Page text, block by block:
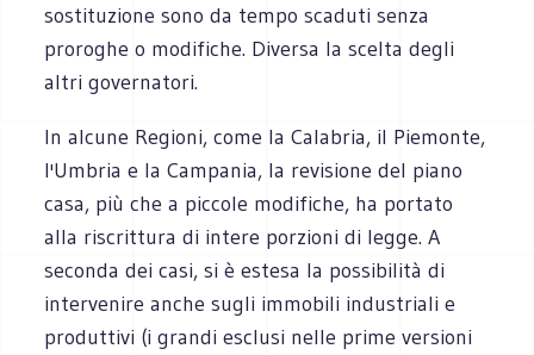
sostituzione sono da tempo scaduti senza
proroghe o modifiche. Diversa la scelta degli
altri governatori.
In alcune Regioni, come la Calabria, il Piemonte,
l'Umbria e la Campania, la revisione del piano
casa, più che a piccole modifiche, ha portato
alla riscrittura di intere porzioni di legge. A
seconda dei casi, si è estesa la possibilità di
intervenire anche sugli immobili industriali e
produttivi (i grandi esclusi nelle prime versioni